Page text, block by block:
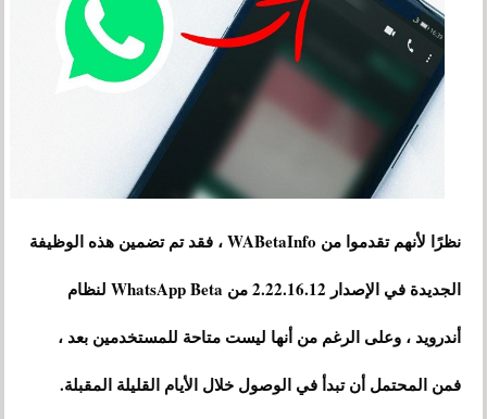
نظرًا لأنهم تقدموا من WABetaInfo ، فقد تم تضمين هذه الوظيفة
الجديدة في الإصدار 2.22.16.12 من WhatsApp Beta لنظام
أندرويد ، وعلى الرغم من أنها ليست متاحة للمستخدمين بعد ،
فمن المحتمل أن تبدأ في الوصول خلال الأيام القليلة المقبلة.